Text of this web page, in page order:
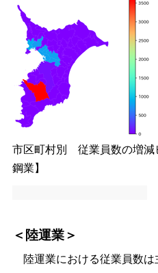
市区町村別 従業員数の増減
鋼業】
＜陸運業＞
陸運業における従業員数は